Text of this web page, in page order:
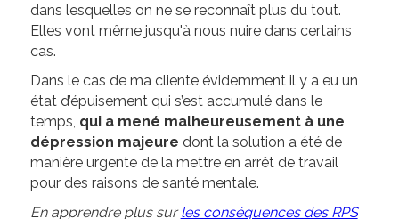
dans lesquelles on ne se reconnaît plus du tout.
Elles vont même jusqu'à nous nuire dans certains
cas.
Dans le cas de ma cliente évidemment il y a eu un
état d’épuisement qui s’est accumulé dans le
temps, qui a mené malheureusement à une
dépression majeure dont la solution a été de
manière urgente de la mettre en arrêt de travail
pour des raisons de santé mentale.
En apprendre plus surles conséquences des RPS